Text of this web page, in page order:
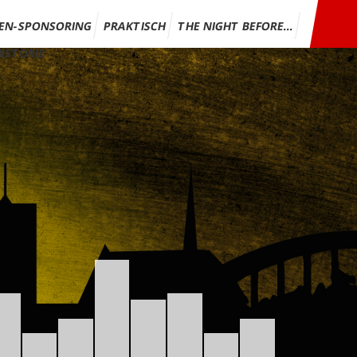
SPONSORING PRAKTISCH
THE NIGHT BEFORE…